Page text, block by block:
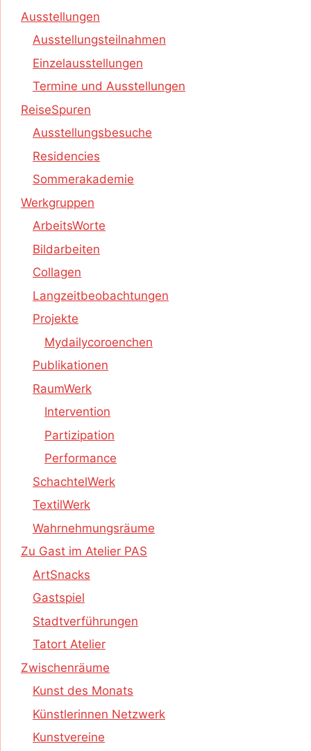
Ausstellungen
Ausstellungsteilnahmen
Einzelausstellungen
Termine und Ausstellungen
ReiseSpuren
Ausstellungsbesuche
Residencies
Sommerakademie
Werkgruppen
ArbeitsWorte
Bildarbeiten
Collagen
Langzeitbeobachtungen
Projekte
Mydailycoroenchen
Publikationen
RaumWerk
Intervention
Partizipation
Performance
SchachtelWerk
TextilWerk
Wahrnehmungsräume
Zu Gast im Atelier PAS
ArtSnacks
Gastspiel
Stadtverführungen
Tatort Atelier
Zwischenräume
Kunst des Monats
Künstlerinnen Netzwerk
Kunstvereine